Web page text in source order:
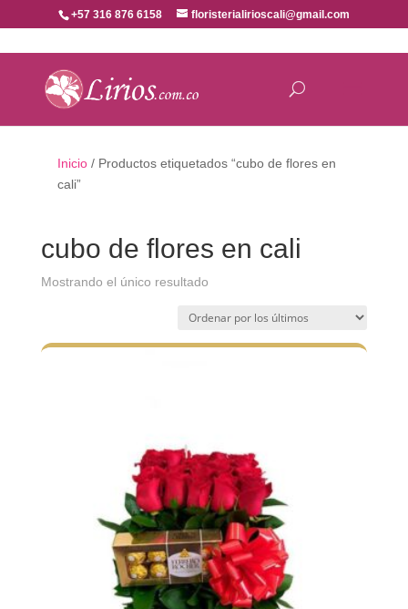
+57 316 876 6158 floristerialirioscali@gmail.com
Inicio/ Productos etiquetados “cubo de flores en
cali”
cubo de flores en cali
Mostrando el único resultado